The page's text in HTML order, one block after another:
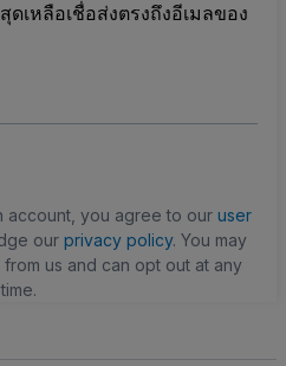
เหลือเชื่อส่งตรงถึงอีเมลของ
account, you agree to our user
our privacy policy. You may
us and can opt out at any
time.